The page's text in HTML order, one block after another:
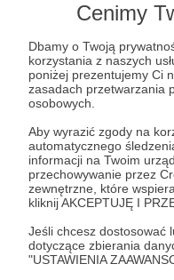
Cenimy
Dbamy o Twoją
korzystania z naszych
poniżej prezentujemy Ci
zasadach przetwarzania
osobowych.
Aby wyrazić zgody na
automatycznego
informacji na Twoim
przechowywanie przez
zewnętrzne, które
kliknij AKCEPTUJĘ I
Jeśli chcesz dostosować
dotyczące zbierania
"USTAWIENIA
5 380 złz 23 000 zł
23%